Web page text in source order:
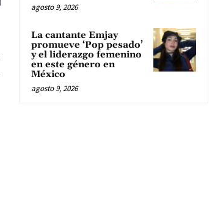
agosto 9, 2026
La cantante Emjay
promueve ‘Pop pesado’
y el liderazgo femenino
en este género en
México
agosto 9, 2026